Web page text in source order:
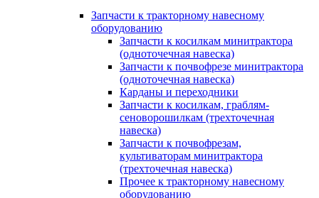
Запчасти к тракторному навесному
оборудованию
Запчасти к косилкам минитрактора
(одноточечная навеска)
Запчасти к почвофрезе минитрактора
(одноточечная навеска)
Карданы и переходники
Запчасти к косилкам, граблям-
сеноворошилкам (трехточечная
навеска)
Запчасти к почвофрезам,
культиваторам минитрактора
(трехточечная навеска)
Прочее к тракторному навесному
оборудованию